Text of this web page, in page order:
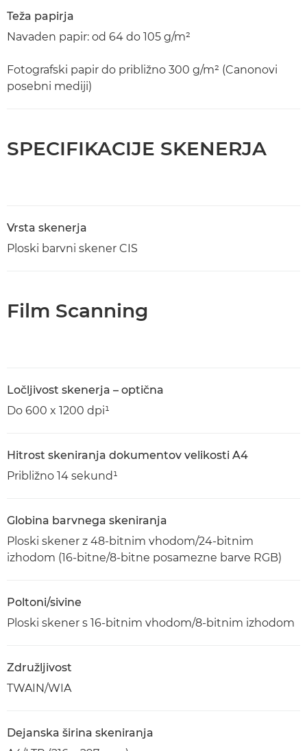
Teža papirja
Navaden papir: od 64 do 105 g/m²
Fotografski papir do približno 300 g/m² (Canonovi
posebni mediji)
SPECIFIKACIJE SKENERJA
Vrsta skenerja
Ploski barvni skener CIS
Film Scanning
Ločljivost skenerja – optična
Do 600 x 1200 dpi¹
Hitrost skeniranja dokumentov velikosti A4
Približno 14 sekund¹
Globina barvnega skeniranja
Ploski skener z 48-bitnim vhodom/24-bitnim
izhodom (16-bitne/8-bitne posamezne barve RGB)
Poltoni/sivine
Ploski skener s 16-bitnim vhodom/8-bitnim izhodom
Združljivost
TWAIN/WIA
Dejanska širina skeniranja